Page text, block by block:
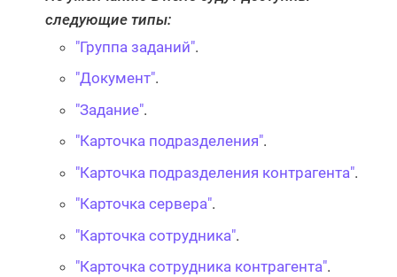
следующие типы:
"Группа заданий".
"Документ".
"Задание".
"Карточка подразделения".
"Карточка подразделения контрагента".
"Карточка сервера".
"Карточка сотрудника".
"Карточка сотрудника контрагента".